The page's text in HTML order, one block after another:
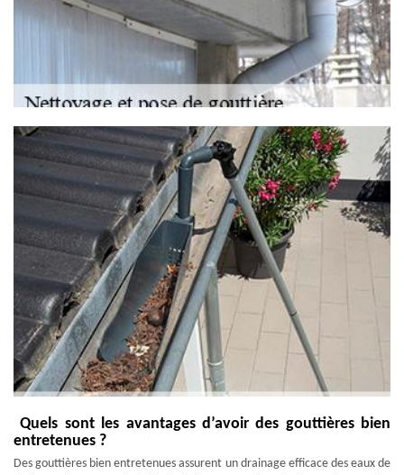
Quels sont les avantages d’avoir des gouttières bien
entretenues ?
Des gouttières bien entretenues assurent un drainage efficace des eaux de